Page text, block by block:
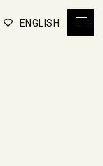
ENGLISH